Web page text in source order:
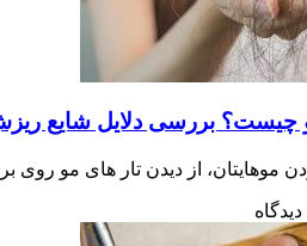
بررسی دلایل شایع
موهایتان، از دیدن تار های مو